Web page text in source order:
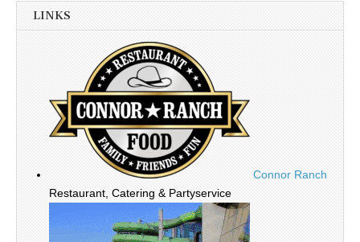
LINKS
Connor Ranch
Restaurant, Catering & Partyservice